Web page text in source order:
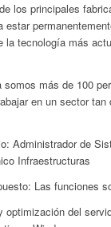
los principales
estar
la tecnología más
somos más de 100
en un sector
Administrador de
Infraestructuras
Las funciones
optimización del